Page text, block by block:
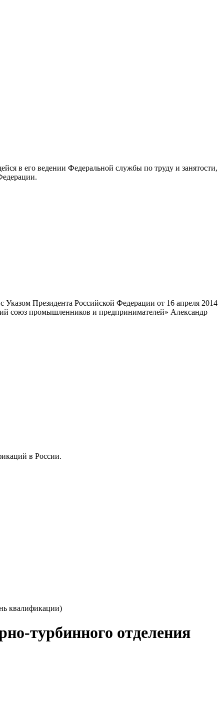
в его ведении Федеральной службы по труду и занятости,
Президента Российской Федерации от 16 апреля 2014
союз промышленников и предпринимателей» Александр
в России.
квалификации)
турбинного отделения